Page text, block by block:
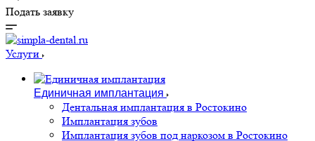
Подать заявку
Услуги
Единичная имплантация
Дентальная имплантация в Ростокино
Имплантация зубов
Имплантация зубов под наркозом в Ростокино